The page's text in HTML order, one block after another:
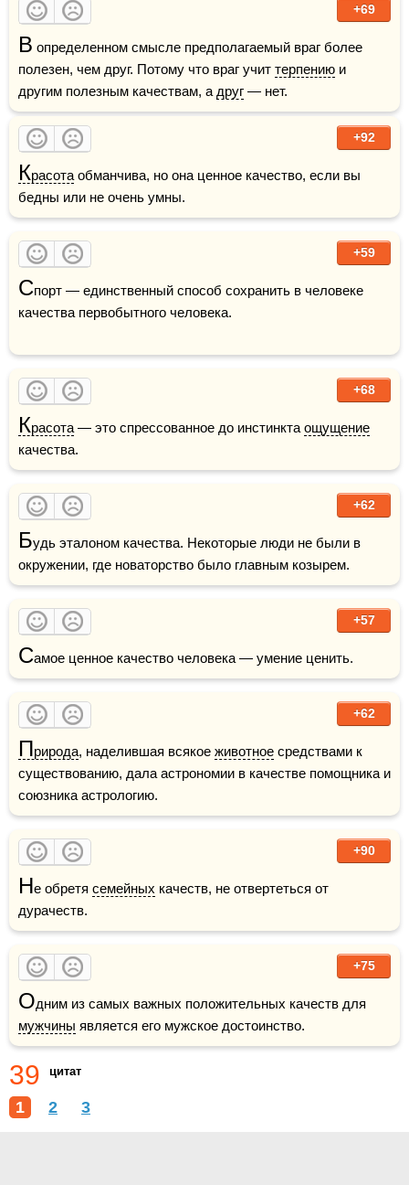
+69
В определенном смысле предполагаемый враг более
полезен, чем друг. Потому что враг учит терпению и
другим полезным качествам, а друг — нет.
+92
Красота обманчива, но она ценное качество, если вы
бедны или не очень умны.
+59
Спорт — единственный способ сохранить в человеке
качества первобытного человека.
+68
Красота — это спрессованное до инстинкта ощущение
качества.
+62
Будь эталоном качества. Некоторые люди не были в
окружении, где новаторство было главным козырем.
+57
Самое ценное качество человека — умение ценить.
+62
Природа, наделившая всякое животное средствами к
существованию, дала астрономии в качестве помощника и
союзника астрологию.
+90
Не обретя семейных качеств, не отвертеться от
дурачеств.
+75
О
мужчины является его мужское достоинство.
39 цитат
1 2 3